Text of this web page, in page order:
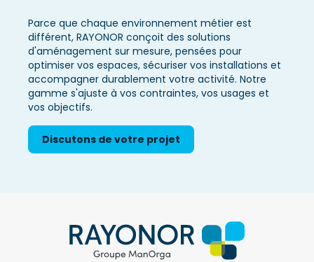
Parce que chaque environnement métier est
différent, RAYONOR conçoit des solutions
d'aménagement sur mesure, pensées pour
optimiser vos espaces, sécuriser vos installations et
accompagner durablement votre activité. Notre
gamme s'ajuste à vos contraintes, vos usages et
vos objectifs.
Discutons de votre projet